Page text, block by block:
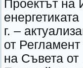
Проектът на
г. –
от
на Съвета от